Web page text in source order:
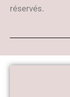
réservés.